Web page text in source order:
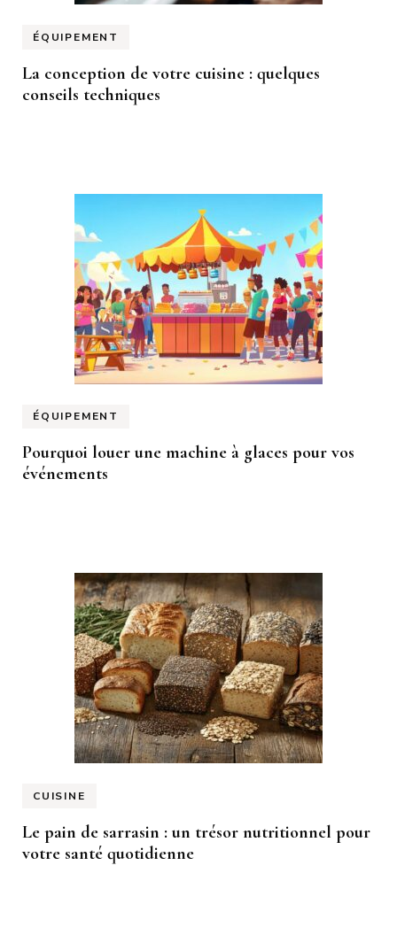
ÉQUIPEMENT
La conception de votre cuisine : quelques
conseils techniques
ÉQUIPEMENT
Pourquoi louer une machine à glaces pour vos
événements
CUISINE
Le pain de sarrasin : un trésor nutritionnel pour
votre santé quotidienne